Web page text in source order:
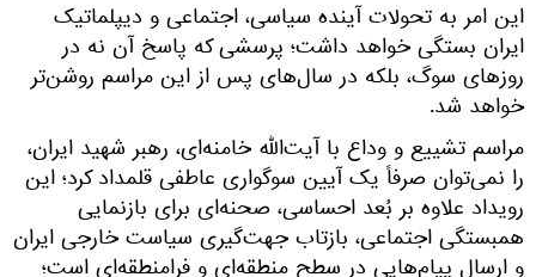
این امر به تحولات آینده سیاسی، اجتماعی و دیپلماتیک
ایران بستگی خواهد داشت؛ پرسشی که پاسخ آن نه در
روزهای سوگ، بلکه در سال‌های پس از این مراسم روشن‌تر
خواهد شد.
مراسم تشییع و وداع با آیت‌الله خامنه‌ای، رهبر شهید ایران،
را نمی‌توان صرفاً یک آیین سوگواری عاطفی قلمداد کرد؛ این
رویداد علاوه بر بُعد احساسی، صحنه‌ای برای بازنمایی
همبستگی اجتماعی، بازتاب جهت‌گیری سیاست خارجی ایران